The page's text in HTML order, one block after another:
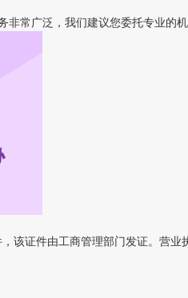
常广泛，我们建议您委托专业的
该证件由工商管理部门发证。营